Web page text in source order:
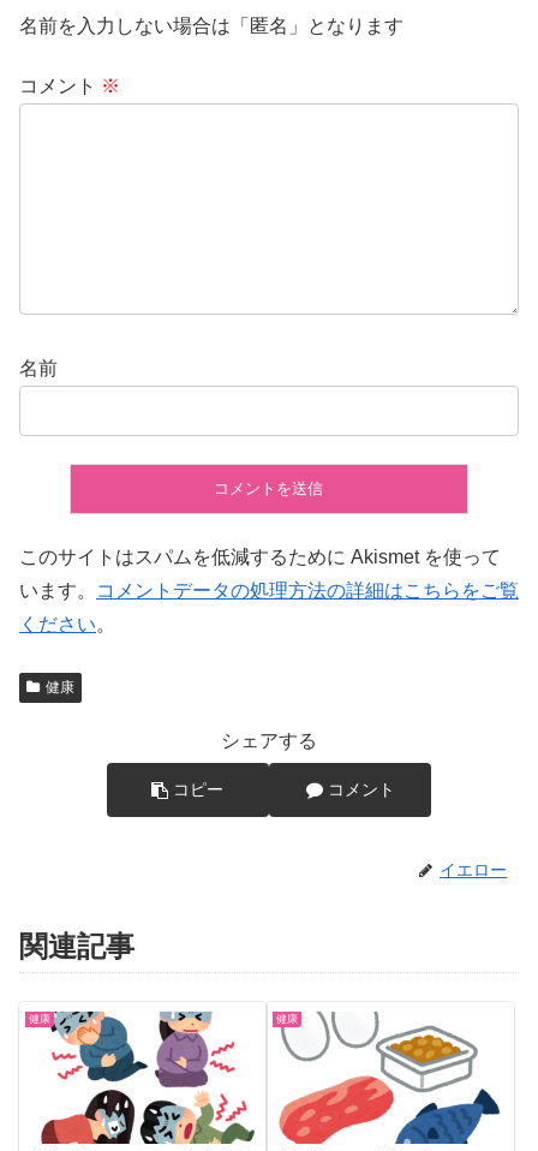
名前を入力しない場合は「匿名」となります
コメント ※
名前
このサイトはスパムを低減するために Akismet を使って
います。
コメントデータの処理方法の詳細はこちらをご覧
ください。
健康
シェアする
コピー コメント
イエロー
関連記事
健康 健康